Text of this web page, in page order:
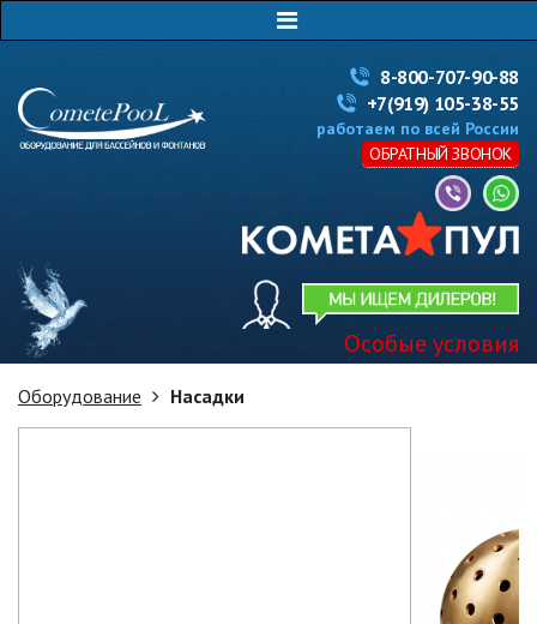
8-800-707-90-88
+7(919) 105-38-55
работаем по всей России
ОБРАТНЫЙ ЗВОНОК
Особые условия
Оборудование Насадки